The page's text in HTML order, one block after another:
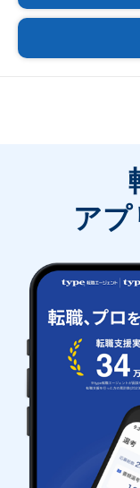
アプ